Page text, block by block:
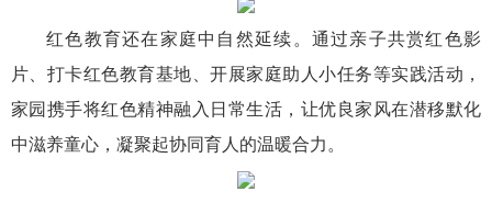
红色教育还在家庭中自然延续。通过亲子共赏红色影
片、打卡红色教育基地、开展家庭助人小任务等实践活动，
家园携手将红色精神融入日常生活，让优良家风在潜移默化
中滋养童心，凝聚起协同育人的温暖合力。